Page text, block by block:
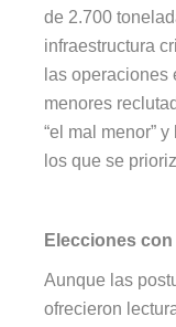
de 2.700
infraestructura
las operaciones
menores
“el mal menor”
los que se
Elecciones
Aunque las
ofrecieron